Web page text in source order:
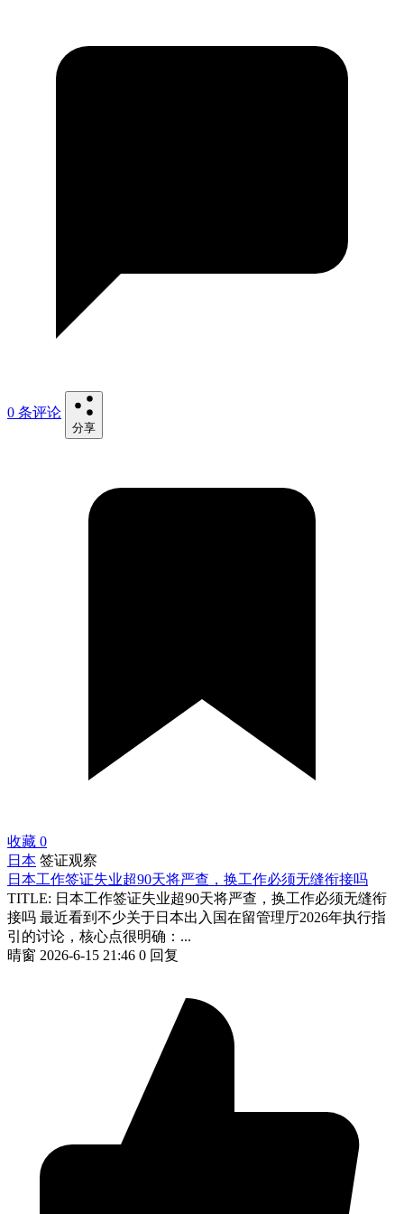
0 条评论
分享
收藏 0
日本 签证观察
日本工作签证失业超90天将严查，换工作必须无缝衔接吗
TITLE: 日本工作签证失业超90天将严查，换工作必须无缝衔
接吗 最近看到不少关于日本出入国在留管理厅2026年执行指
引的讨论，核心点很明确：...
晴窗 2026-6-15 21:46 0 回复